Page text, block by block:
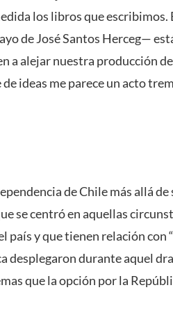
los libros que
de José Santos Herceg—
a alejar nuestra producción
ideas me parece un acto
de Chile más allá
se centró en aquellas
país y que tienen relación con
desplegaron durante aquel
que la opción por la